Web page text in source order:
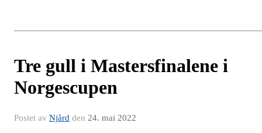
Tre gull i Mastersfinalene i
Norgescupen
Postet av Njård den 24. mai 2022